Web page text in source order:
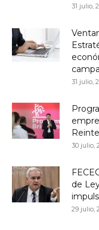
31 julio,
31 julio,
30 julio,
de
29 julio,